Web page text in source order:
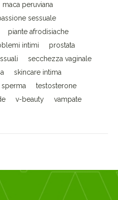
maca peruviana
sessuale
piante afrodisiache
intimi
prostata
secchezza vaginale
skincare intima
sperma
testosterone
v-beauty
vampate